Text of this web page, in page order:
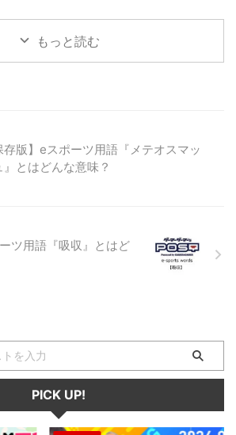
娘』など
ルで使わ
もっと読む
存版】eスポーツ用語『メテオスマッ
』とはどんな意味？
ツ用語『吸収』とはど
PICK UP!